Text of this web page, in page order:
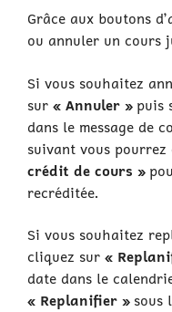
Grâce aux boutons
ou annuler un cours
Si vous souhaitez
sur « Annuler »puis
dans le message de
suivant vous
crédit de cours »
recréditée.
Si vous souhaitez
cliquez sur «
date dans le
« Replanifier »sous